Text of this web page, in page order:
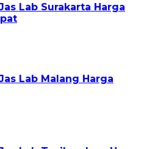
Lab Surakarta Harga
Lab Malang Harga